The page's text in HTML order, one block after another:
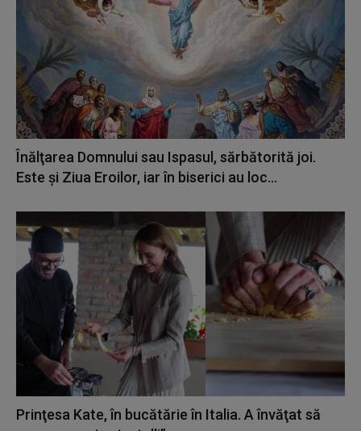
Înălţarea Domnului sau Ispasul, sărbătorită joi.
Este şi Ziua Eroilor, iar în biserici au loc...
Prinţesa Kate, în bucătărie în Italia. A învăţat să